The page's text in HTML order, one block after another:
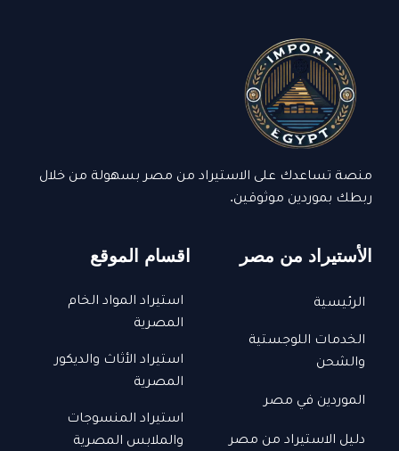
منصة تساعدك على الاستيراد من مصر بسهولة من خلال
ربطك بموردين موثوقين.
الأستيراد من مصر
الرئيسية
الخدمات اللوجستية
والشحن
الموردين في مصر
دليل الاستيراد من مصر
اقسام الموقع
استيراد المواد الخام
المصرية
استيراد الأثاث والديكور
المصرية
استيراد المنسوجات
والملابس المصرية